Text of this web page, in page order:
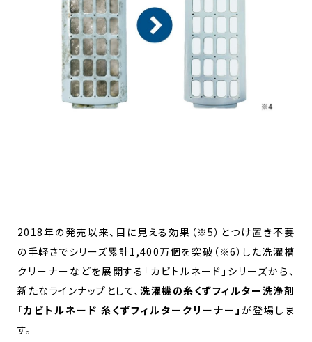
2018年の発売以来、目に見える効果（※5）とつけ置き不要
の手軽さでシリーズ累計1,400万個を突破（※6）した洗濯槽
クリーナーなどを展開する「カビトルネード」シリーズから、
新たなラインナップとして、洗濯機の糸くずフィルター洗浄剤
「カビトルネード 糸くずフィルタークリーナー」 が登場しま
す。